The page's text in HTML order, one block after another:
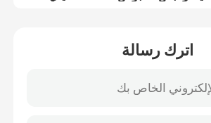
اترك رسالة